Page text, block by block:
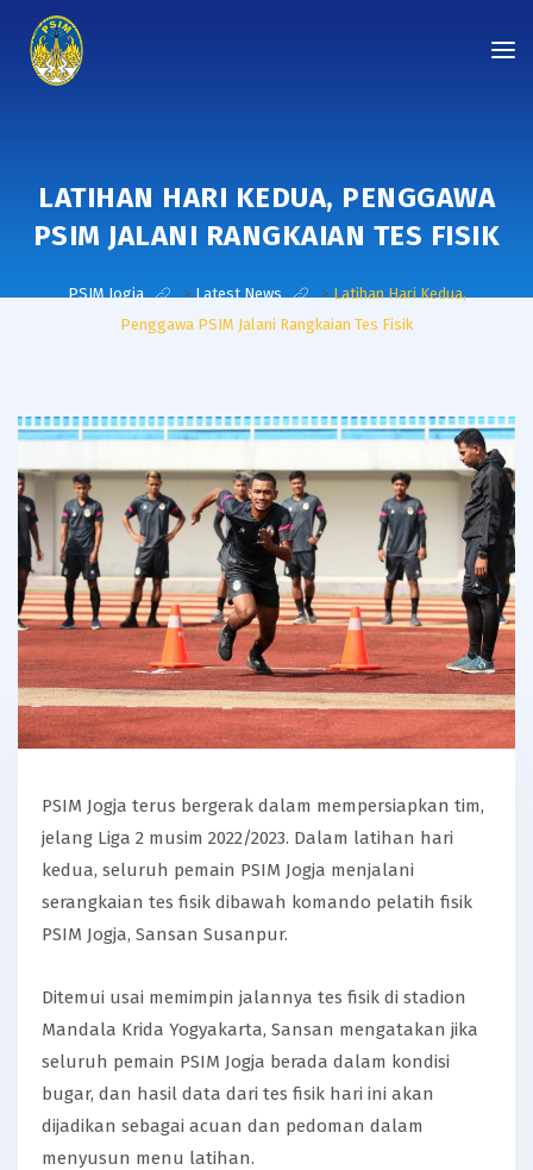
LATIHAN HARI KEDUA, PENGGAWA
PSIM JALANI RANGKAIAN TES FISIK
PSIM Jogja >Latest News >Latihan Hari Kedua,
Penggawa PSIM Jalani Rangkaian Tes Fisik
PSIM Jogja terus bergerak dalam mempersiapkan tim,
jelang Liga 2 musim 2022/2023. Dalam latihan hari
kedua, seluruh pemain PSIM Jogja menjalani
serangkaian tes fisik dibawah komando pelatih fisik
PSIM Jogja, Sansan Susanpur.
Ditemui usai memimpin jalannya tes fisik di stadion
Mandala Krida Yogyakarta, Sansan mengatakan jika
seluruh pemain PSIM Jogja berada dalam kondisi
bugar, dan hasil data dari tes fisik hari ini akan
dijadikan sebagai acuan dan pedoman dalam
menyusun menu latihan.